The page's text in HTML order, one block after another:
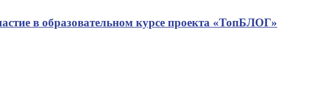
в образовательном курсе проекта «ТопБЛОГ»